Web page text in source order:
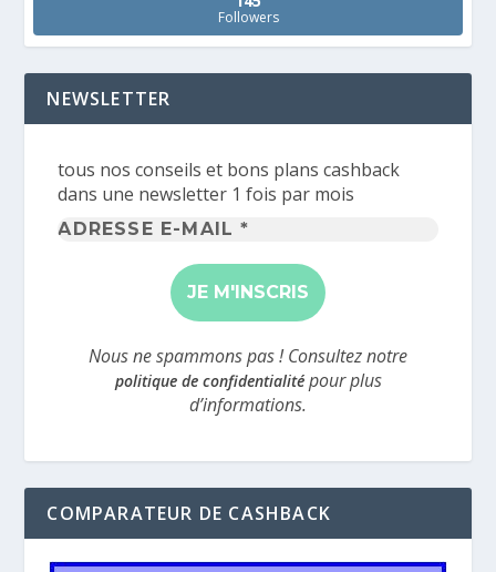
Followers
NEWSLETTER
tous nos conseils et bons plans cashback
dans une newsletter 1 fois par mois
Adresse
mail
*
Nous ne spammons pas ! Consultez notre
politique de confidentialitépour plus
d’informations.
COMPARATEUR DE CASHBACK